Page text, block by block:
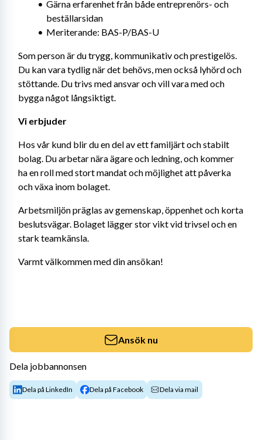
Gärna erfarenhet från både entreprenörs- och
beställarsidan
Meriterande: BAS-P/BAS-U
Som person är du trygg, kommunikativ och prestigelös.
Du kan vara tydlig när det behövs, men också lyhörd och
stöttande. Du trivs med ansvar och vill vara med och
bygga något långsiktigt.
Vi erbjuder
Hos vår kund blir du en del av ett familjärt och stabilt
bolag. Du arbetar nära ägare och ledning, och kommer
ha en roll med stort mandat och möjlighet att påverka
och växa inom bolaget.
Arbetsmiljön präglas av gemenskap, öppenhet och korta
beslutsvägar. Bolaget lägger stor vikt vid trivsel och en
stark teamkänsla.
Varmt välkommen med din ansökan!
Ansök nu
Dela jobbannonsen
Dela på LinkedIn Dela på Facebook Dela via mail